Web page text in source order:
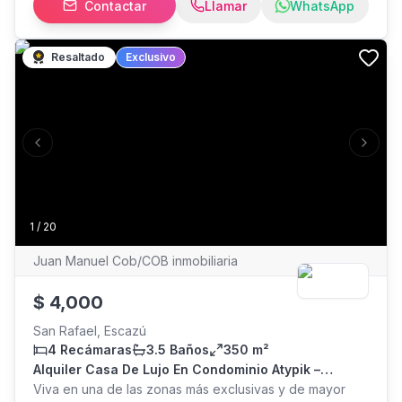
Apartamentos pet-friendly con áreas comunes
bellísimas. Incluye piscina, sauna y terrazas. *Contrato
mínimo: 1 año **Servicios públicos son responsabilidad
del inquilino.
Contactar Llamar WhatsApp
1 / 20
Previous slide Next
Resaltado Exclusivo
Juan Manuel Cob/COB inmobiliaria
$ 4,000
San Rafael, Escazú
4 Recámaras
3.5 Baños
350 m²
Alquiler Casa De Lujo En Condominio Atypik –
Jaboncillo, Escazú
Viva en una de las zonas más exclusivas y de mayor